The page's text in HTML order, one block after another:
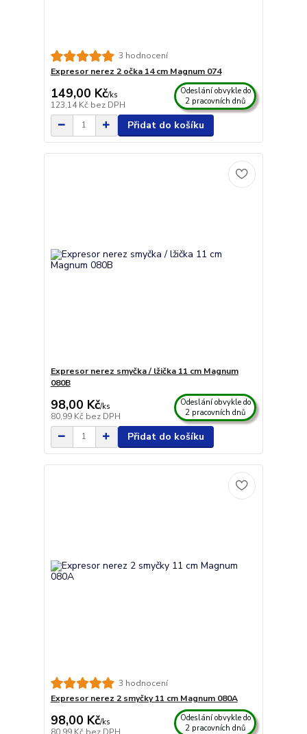
3 hodnocení
Expresor nerez 2 očka 14 cm Magnum 074
149,00 Kč/ks
123,14 Kč bez DPH
Odeslání obvykle do
2 pracovních dnů
Přidat do košíku
Expresor nerez smyčka / lžička 11 cm Magnum
080B
98,00 Kč/ks
80,99 Kč bez DPH
Odeslání obvykle do
2 pracovních dnů
Přidat do košíku
3 hodnocení
Expresor nerez 2 smyčky 11 cm Magnum 080A
98,00 Kč/ks
80,99 Kč bez DPH
Odeslání obvykle do
2 pracovních dnů